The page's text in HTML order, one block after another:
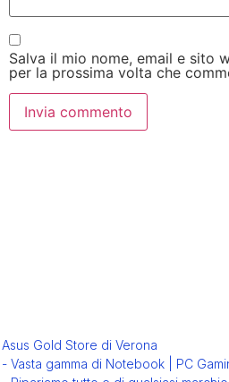
Salva il mio nome, email e sito
per la prossima volta che
Asus Gold Store di Verona
- Vasta gamma di Notebook | PC